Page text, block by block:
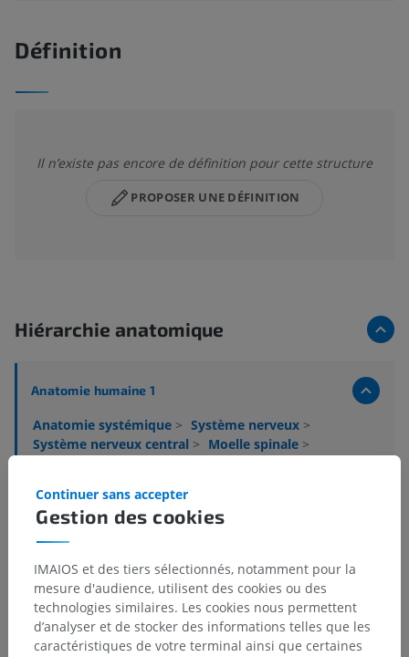
Définition
Il n’existe pas encore de définition pour cette structure
PROPOSER UNE DÉFINITION
Hiérarchie anatomique
Anatomie humaine 1
Anatomie systémique > Système nerveux >
Système nerveux central > Moelle spinale >
Structures sous-jacentes :Il n'y a aucune structure
sous-jacente
Neuroanatomie humaine
Gestion des cookies
Continuer sans accepter
IMAIOS et des tiers sélectionnés, notamment pour la
mesure d'audience, utilisent des cookies ou des
technologies similaires. Les cookies nous permettent
d’analyser et de stocker des informations telles que les
caractéristiques de votre terminal ainsi que certaines